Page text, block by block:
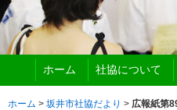
ホーム 社協について
ホーム > 坂井市社協だより > 広報紙第